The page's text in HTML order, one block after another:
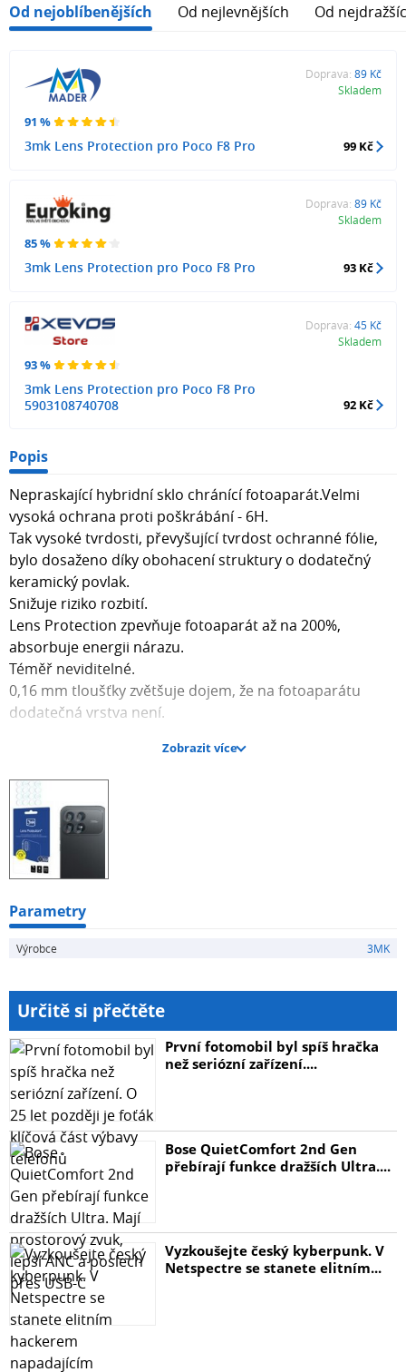
Od nejoblíbenějších Od nejlevnějších Od
91 %
3mk Lens Protection pro Poco F8 Pro
Doprava: 89 Kč
Skladem
99 Kč
85 %
3mk Lens Protection pro Poco F8 Pro
Doprava: 89 Kč
Skladem
93 Kč
93 %
3mk Lens Protection pro Poco F8 Pro
5903108740708
Doprava: 45 Kč
Skladem
92 Kč
Popis
Nepraskající hybridní sklo chránící fotoaparát.Velmi
vysoká ochrana proti poškrábání - 6H.
Tak vysoké tvrdosti, převyšující tvrdost ochranné fólie,
bylo dosaženo díky obohacení struktury o dodatečný
keramický povlak.
Snižuje riziko rozbití.
Lens Protection zpevňuje fotoaparát až na 200%,
absorbuje energii nárazu.
Téměř neviditelné.
0,16 mm tloušťky zvětšuje dojem, že na fotoaparátu
dodatečná vrstva není.
Kód produktu: ED14049101
Part no.: 5903108740708
EAN: 5903108740708
Zobrazit více
Parametry
Výrobce 3MK
Určitě si přečtěte
První fotomobil byl spíš hračka
než seriózní zařízení....
Bose QuietComfort 2nd Gen
přebírají funkce dražších Ultra....
Vyzkoušejte český kyberpunk. V
Netspectre se stanete elitním...